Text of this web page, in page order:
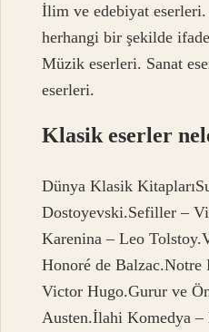
İlim ve edebiyat
herhangi bir şekilde
Müzik eserleri. Sanat
eserleri.
Klasik eserler
Dünya Klasik
Dostoyevski.Sefiller –
Karenina – Leo
Honoré de Balzac.Notre
Victor Hugo.Gurur ve
Austen.İlahi Komedya